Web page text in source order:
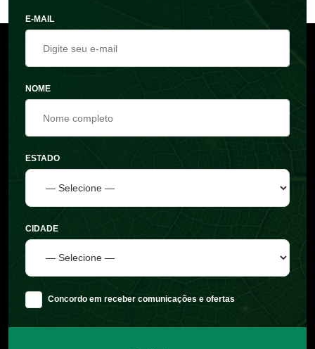
E-MAIL
NOME
ESTADO
CIDADE
Concordo em receber comunicações e ofertas